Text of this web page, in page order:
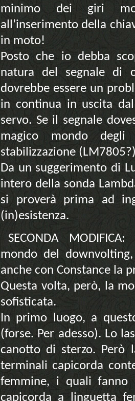
minimo dei giri
all’inserimento della
in moto!
Posto che io debba
natura del segnale di
dovrebbe essere un
in continua in uscita
servo. Se il segnale
magico mondo
stabilizzazione
Da un suggerimento di
intero della sonda
si proverà prima ad
(in)esistenza.
SECONDA
mondo del
anche con Constance la
Questa volta, però, la
sofisticata.
In primo luogo, a
(forse. Per adesso). Lo
canotto di sterzo. Però
terminali capicorda
femmine, i quali fanno
capicorda a linguetta